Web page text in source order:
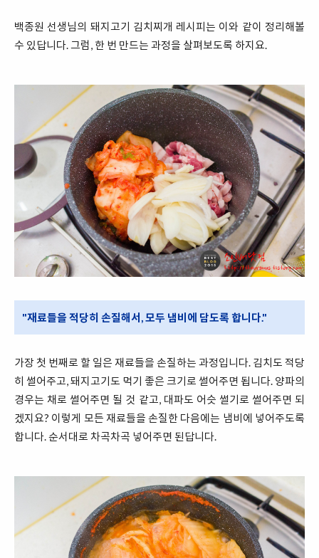
백종원 선생님의 돼지고기 김치찌개 레시피는 이와 같이 정리해볼
수 있답니다. 그럼, 한 번 만드는 과정을 살펴보도록 하지요.
"재료들을 적당히 손질해서, 모두 냄비에 담도록 합니다."
가장 첫 번째로 할 일은 재료들을 손질하는 과정입니다. 김치도 적당
히 썰어주고, 돼지고기도 먹기 좋은 크기로 썰어주면 됩니다. 양파의
경우는 채로 썰어주면 될 것 같고, 대파도 어슷 썰기로 썰어주면 되
겠지요? 이렇게 모든 재료들을 손질한 다음에는 냄비에 넣어주도록
합니다. 순서대로 차곡차곡 넣어주면 된답니다.